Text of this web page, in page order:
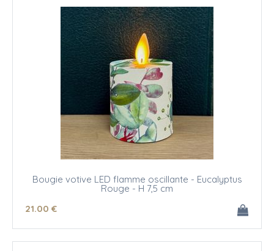
Bougie votive LED flamme oscillante - Eucalyptus
Rouge - H 7,5 cm
21.00 €